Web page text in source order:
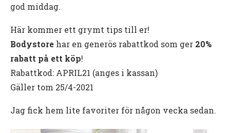
god middag.
Här kommer ett grymt tips till er!
Bodystore har en generös rabattkod som ger 20%
rabatt på ett köp!
Rabattkod: APRIL21 (anges i kassan)
Gäller tom 25/4-2021
Jag fick hem lite favoriter för någon vecka sedan.